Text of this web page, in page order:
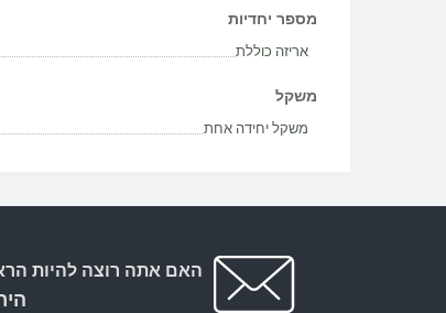
מספר יחדיות
אריזה כוללת
משקל
משקל יחידה אחת
האם אתה רוצה להיות